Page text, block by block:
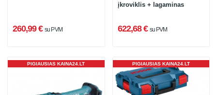
260,99 € su PVM
įkroviklis + lagaminas
622,68 € su PVM
PIGIAUSIAS KAINA24.LT PIGIAUSIAS KAINA24.LT